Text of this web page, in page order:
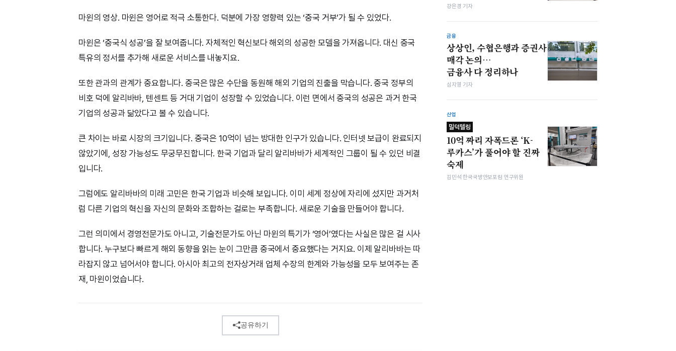
마윈의 영상. 마윈은 영어로 적극 소통한다. 덕분에 가장 영향력 있는 ‘중국 거부’가 될 수 있었다.
마윈은 ‘중국식 성공’을 잘 보여줍니다. 자체적인 혁신보다 해외의 성공한 모델을 가져옵니다. 대신 중국
특유의 정서를 추가해 새로운 서비스를 내놓지요.
또한 관과의 관계가 중요합니다. 중국은 많은 수단을 동원해 해외 기업의 진출을 막습니다. 중국 정부의
비호 덕에 알리바바, 텐센트 등 거대 기업이 성장할 수 있었습니다. 이런 면에서 중국의 성공은 과거 한국
기업의 성공과 닮았다고 볼 수 있습니다.
큰 차이는 바로 시장의 크기입니다. 중국은 10억이 넘는 방대한 인구가 있습니다. 인터넷 보급이 완료되지
않았기에, 성장 가능성도 무궁무진합니다. 한국 기업과 달리 알리바바가 세계적인 그룹이 될 수 있던 비결
입니다.
그럼에도 알리바바의 미래 고민은 한국 기업과 비슷해 보입니다. 이미 세계 정상에 자리에 섰지만 과거처
럼 다른 기업의 혁신을 자신의 문화와 조합하는 걸로는 부족합니다. 새로운 기술을 만들어야 합니다.
그런 의미에서 경영전문가도 아니고, 기술전문가도 아닌 마윈의 특기가 ‘영어’였다는 사실은 많은 걸 시사
합니다. 누구보다 빠르게 해외 동향을 읽는 눈이 그만큼 중국에서 중요했다는 거지요. 이제 알리바바는 따
라잡지 않고 넘어서야 합니다. 아시아 최고의 전자상거래 업체 수장의 한계와 가능성을 모두 보여주는 존
재, 마윈이었습니다.
공유하기
강은경 기자
금융
상상인, 수협은행과 증권사
매각 논의…
금융사 다 정리하나
심지영 기자
산업
밀덕텔링
10억 짜리 자폭드론 ‘K-
루카스’가 풀어야 할 진짜
숙제
김민석 한국국방안보포럼 연구위원